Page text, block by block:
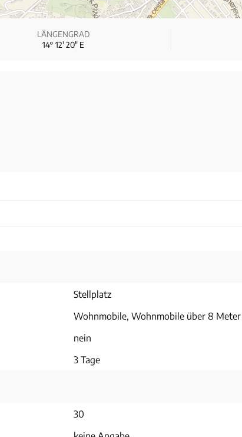
LÄNGENGRAD
14° 12′ 20″ E
Stellplatz
Wohnmobile, Wohnmobile über 8 Meter
nein
3 Tage
30